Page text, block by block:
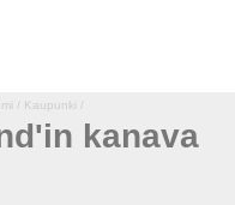
/ Kaupunki /
kanava